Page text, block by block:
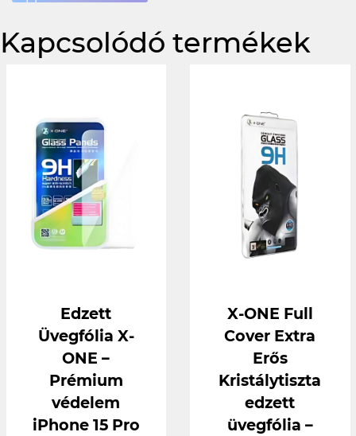
Kapcsolódó termékek
Edzett
Üvegfólia X-
ONE –
Prémium
védelem
iPhone 15 Pro
X-ONE Full
Cover Extra
Erős
Kristálytiszta
edzett
üvegfólia –